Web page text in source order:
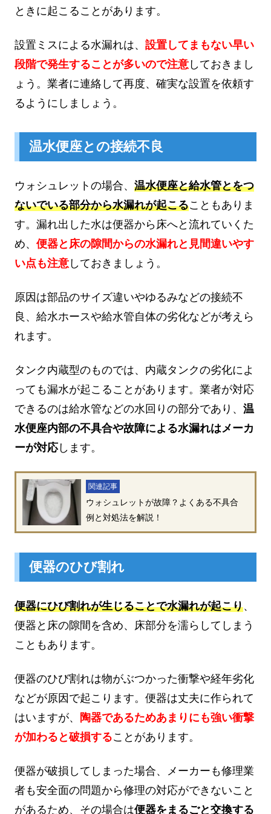
ときに起こることがあります。
設置ミスによる水漏れは、 設置してまもない早い
段階で発生することが多いので注意 しておきまし
ょう。業者に連絡して再度、確実な設置を依頼す
るようにしましょう。
温水便座との接続不良
ウォシュレットの場合、 温水便座と給水管とをつ
ないでいる部分から水漏れが起こることもありま
す。漏れ出した水は便器から床へと流れていくた
め、 便器と床の隙間からの水漏れと見間違いやす
い点も注意 しておきましょう。
原因は部品のサイズ違いやゆるみなどの接続不
良、給水ホースや給水管自体の劣化などが考えら
れます。
タンク内蔵型のものでは、内蔵タンクの劣化によ
っても漏水が起こることがあります。業者が対応
できるのは給水管などの水回りの部分であり、 温
水便座内部の不具合や故障による水漏れはメーカ
ーが対応します。
関連記事
ウォシュレットが故障？よくある不具合
例と対処法を解説！
便器のひび割れ
便器にひび割れが生じることで水漏れが起こり、
便器と床の隙間を含め、床部分を濡らしてしまう
こともあります。
便器のひび割れは物がぶつかった衝撃や経年劣化
などが原因で起こります。便器は丈夫に作られて
はいますが、
陶器であるためあまりにも強い衝撃
が加わると破損することがあります。
便器が破損してしまった場合、メーカーも修理業
者も安全面の問題から修理の対応ができないこと
があるため、その場合は便器をまるごと交換する